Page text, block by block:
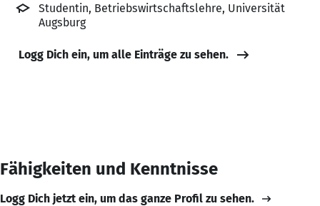
Studentin, Betriebswirtschaftslehre, Universität
Augsburg
Logg Dich ein, um alle Einträge zu sehen.
Fähigkeiten und Kenntnisse
Logg Dich jetzt ein, um das ganze Profil zu sehen.